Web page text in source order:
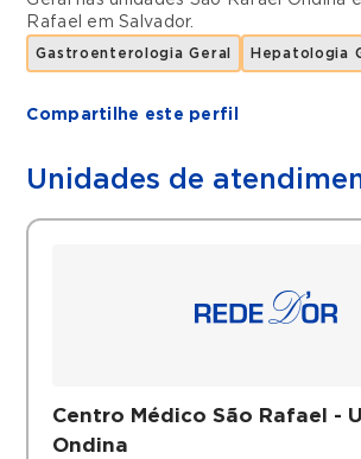
Rafael
emSalvador.
Gastroenterologia Geral Hepatologia
Compartilhe este perfil
Unidades de
Centro Médico São Rafael -
Ondina